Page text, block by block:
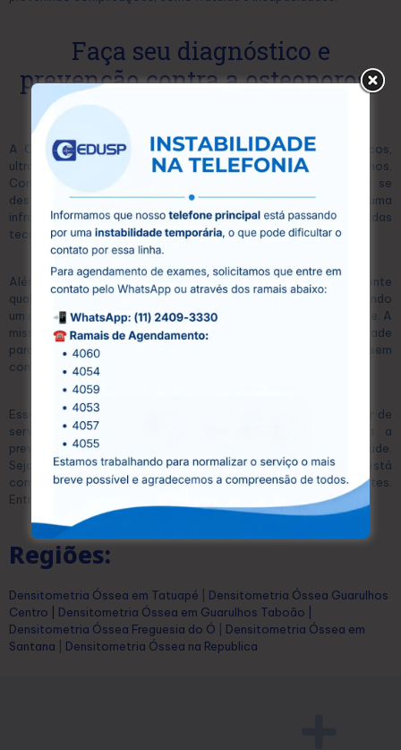
Faça seu diagnóstico e
prevenção contra a osteoporose
A CEDUSP é um centro especializado em exames diagnósticos,
ultrassonografias e exames laboratoriais, localizado em Guarulhos.
Com mais de 15 anos de atuação no mercado, a CEDUSP se
destaca pela excelência em seus serviços, oferecendo uma
infraestrutura moderna e equipada com as mais avançadas
tecnologias.
Além disso, conta com uma equipe de profissionais altamente
qualificados, que atuam com compromisso e dedicação, garantindo
um atendimento humanizado e personalizado para cada paciente. A
missão da CEDUSP é proporcionar acesso à saúde de qualidade
para toda a comunidade, oferecendo preços acessíveis sem
comprometer a eficiência e a precisão dos exames.
Esse equilíbrio permite que qualquer pessoa possa se beneficiar de
serviços diagnósticos de alta qualidade, essenciais para a
prevenção e o tratamento eficaz de diversas condições de saúde.
Seja para exames laboratoriais ou ultrassonografias, a CEDUSP está
comprometida com a saúde e o bem-estar dos seus pacientes.
Entre em contato conosco hoje mesmo e agende seu exame!
Regiões:
Densitometria Óssea em Tatuapé
Densitometria Óssea Guarulhos
Centro
Densitometria Óssea em Guarulhos Taboão
Densitometria Óssea Freguesia do Ó
Densitometria Óssea em
Santana
Densitometria Óssea na Republica